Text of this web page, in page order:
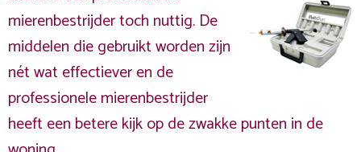
mierenbestrijder toch nuttig. De
middelen die gebruikt worden zijn
nét wat effectiever en de
professionele mierenbestrijder
heeft een betere kijk op de zwakke punten in de